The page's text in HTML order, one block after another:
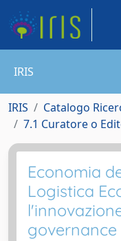
IRIS
IRIS Catalogo
7.1 Curatore o
Economia
Logistica
governance